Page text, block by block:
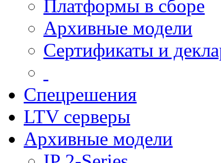
Платформы в сборе
Архивные модели
Сертификаты и
Спецрешения
LTV серверы
Архивные модели